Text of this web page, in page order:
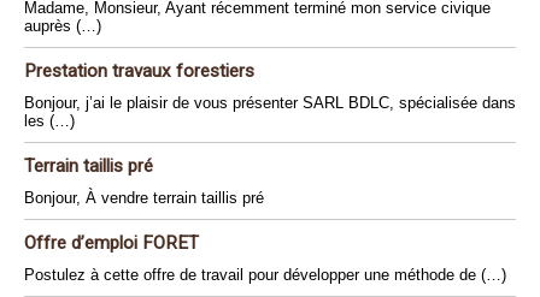
Madame, Monsieur, Ayant récemment terminé mon service civique
auprès (…)
Prestation travaux forestiers
Bonjour, j’ai le plaisir de vous présenter SARL BDLC, spécialisée dans
les (…)
Terrain taillis pré
Bonjour, À vendre terrain taillis pré
Offre d’emploi FORET
Postulez à cette offre de travail pour développer une méthode de (…)